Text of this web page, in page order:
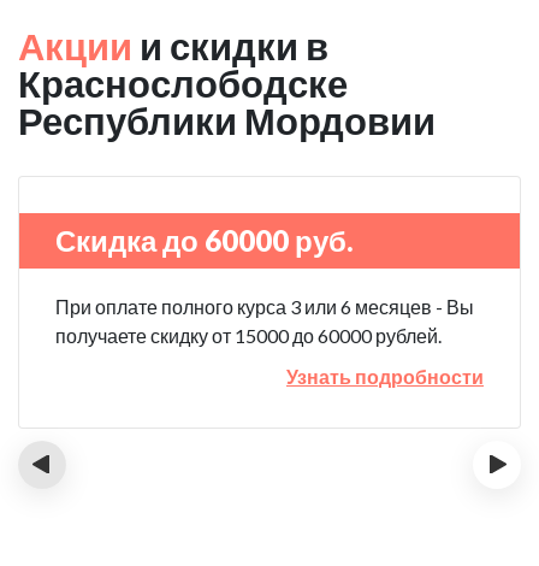
Акции и скидки в
Краснослободске
Республики Мордовии
Скидка до 60000 руб.
При оплате полного курса 3 или 6 месяцев - Вы
получаете скидку от 15000 до 60000 рублей.
Узнать подробности
‹ ›